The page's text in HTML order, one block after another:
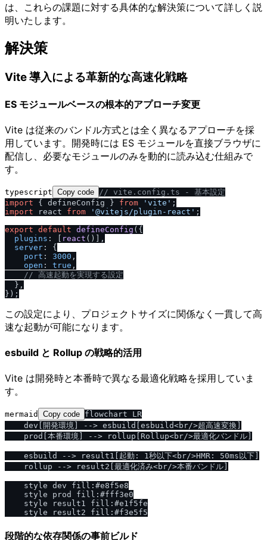
は、これらの課題に対する具体的な解決策について詳しく説
明いたします。
解決策
Vite 導入による革新的な高速化戦略
ES モジュールベースの根本的アプローチ変更
Vite は従来のバンドル方式とは全く異なるアプローチを採
用しています。開発時には ES モジュールを直接ブラウザに
配信し、必要なモジュールのみを動的に読み込む仕組みで
す。
typescript Copy code / / vite.config.ts - 基本設定
import { defineConfig } from 'vite'
import react from '@vitejs /plugin-react' ;
export default defineConfig ({
plugins : [ react ()],
server : {
port : 3000 ,
open : true ,
/ / 高速起動を実現する設定
  },
この設定により、プロジェクトサイズに関係なく一貫して高
速な起動が可能になります。
esbuild と Rollup の戦略的活用
Vite は開発時と本番時で異なる最適化戦略を採用していま
す。
mermaid Copy code flowchart LR
    dev[開発環境] --> esbuild[esbuild<br/>超高速変換]
    prod[本番環境] --> rollup[Rollup<br/>最適化バンドル]
    esbuild --> result1[起動: 1秒以下<br/>HMR: 50ms以下]
    rollup --> result2[最適化済み<br/>本番バンドル]
    style dev fill:#e8f5e8
    style prod fill:#fff3e0
    style result1 fill:#e1f5fe
段階的な依存関係の事前ビルド